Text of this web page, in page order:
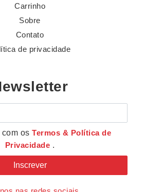
Carrinho
Sobre
Contato
de privacidade
com osTermos & Política de
Privacidade .